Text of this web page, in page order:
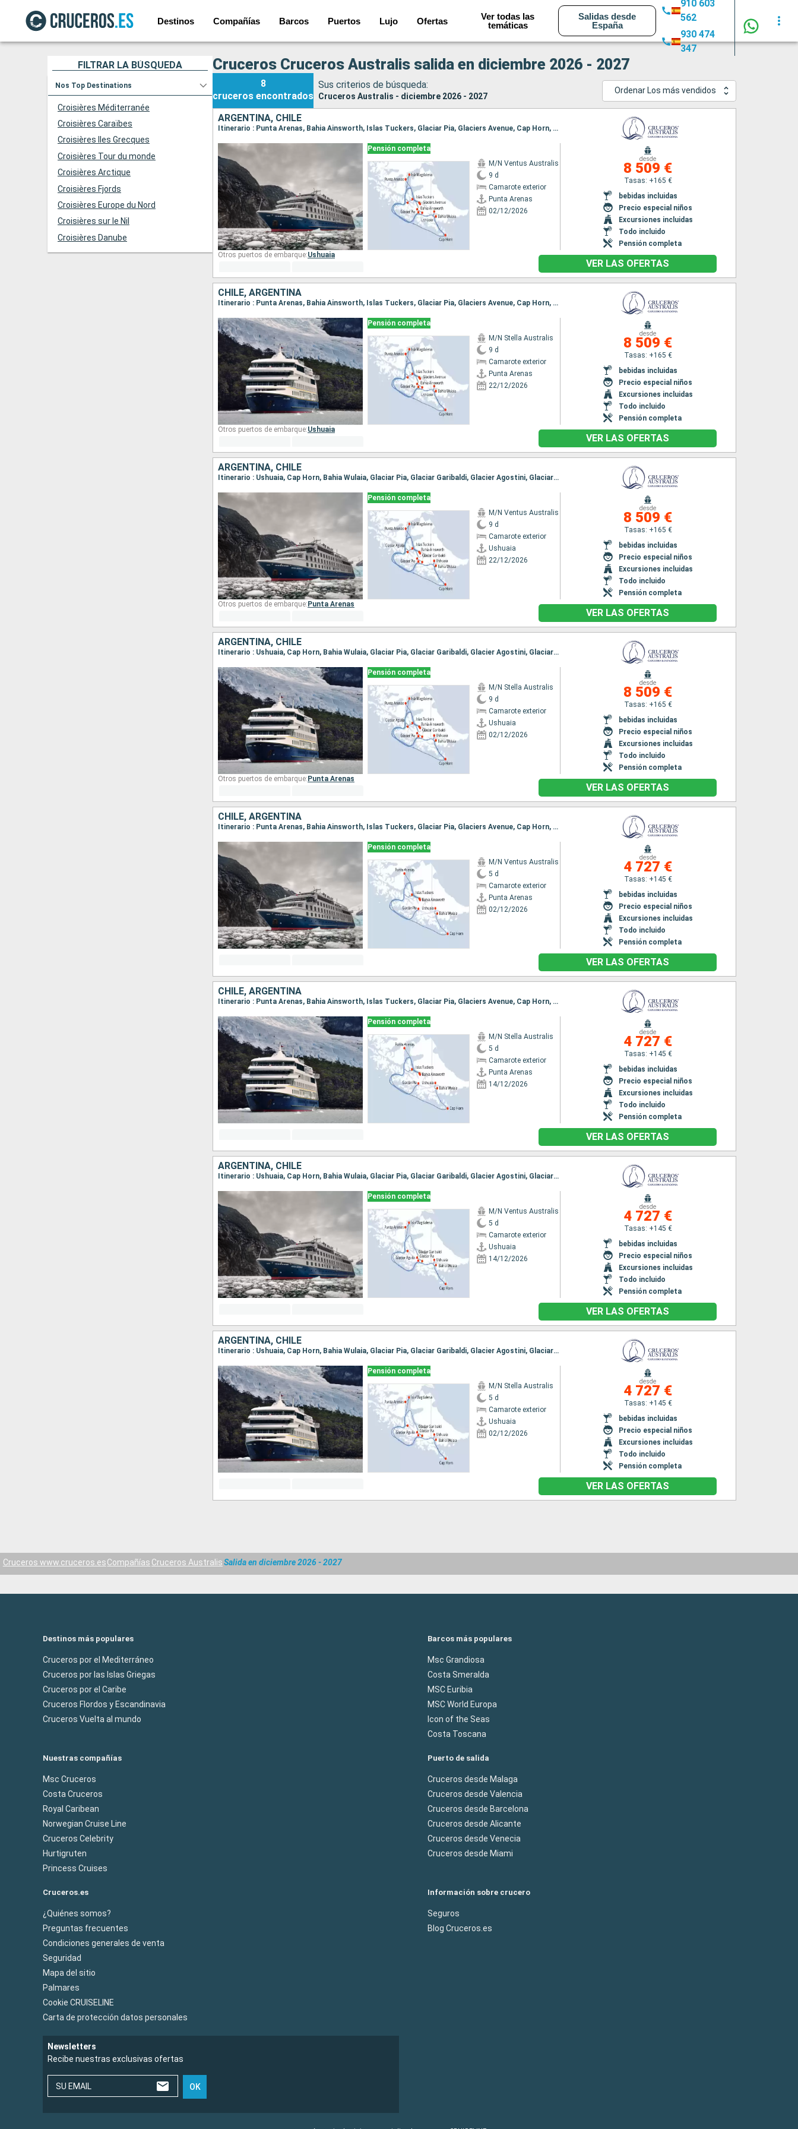
Destinos Compañías Barcos Puertos Lujo Ofertas
Ver todas las
temáticas
Salidas desde
España
910 603
562
930 474
347
FILTRAR LA BÚSQUEDA
Nos Top Destinations
Croisières Méditerranée
Croisières Caraïbes
Croisières Iles Grecques
Croisières Tour du monde
Croisières Arctique
Croisières Fjords
Croisières Europe du Nord
Croisières sur le Nil
Croisières Danube
Cruceros Cruceros Australis salida en diciembre 2026 - 2027
8
cruceros encontrados
Sus criterios de búsqueda:
Cruceros Australis - diciembre 2026 - 2027
Ordenar Los más vendidos
ARGENTINA, CHILE
Itinerario : Punta Arenas, Bahia Ainsworth, Islas Tuckers, Glaciar Pia, Glaciers Avenue, Cap Horn, Bahia Wulaia, Ushuaia, Cap Horn, Bahia Wulaia, Glaciar Pia, Glaciar Garibaldi, Glacier Agostini, Glaciar Aguila, Isla Magdalena, Punta Arenas
Pensión completa
M/N Ventus Australis
9 d
Camarote exterior
Punta Arenas
02/12/2026
desde
8 509 €
Tasas: +165 €
bebidas incluidas
Precio especial niños
Excursiones incluidas
Todo incluido
Pensión completa
Otros puertos de embarque:Ushuaia
VER LAS OFERTAS
CHILE, ARGENTINA
Itinerario : Punta Arenas, Bahia Ainsworth, Islas Tuckers, Glaciar Pia, Glaciers Avenue, Cap Horn, Bahia Wulaia, Ushuaia, Cap Horn, Bahia Wulaia, Glaciar Pia, Glaciar Garibaldi, Glacier Agostini, Glaciar Aguila, Isla Magdalena, Punta Arenas
Pensión completa
M/N Stella Australis
9 d
Camarote exterior
Punta Arenas
22/12/2026
desde
8 509 €
Tasas: +165 €
bebidas incluidas
Precio especial niños
Excursiones incluidas
Todo incluido
Pensión completa
Otros puertos de embarque:Ushuaia
VER LAS OFERTAS
ARGENTINA, CHILE
Itinerario : Ushuaia, Cap Horn, Bahia Wulaia, Glaciar Pia, Glaciar Garibaldi, Glacier Agostini, Glaciar Aguila, Isla Magdalena, Punta Arenas, Bahia Ainsworth, Islas Tuckers, Glaciar Pia, Glaciers Avenue, Cap Horn, Bahia Wulaia, Ushuaia
Pensión completa
M/N Ventus Australis
9 d
Camarote exterior
Ushuaia
22/12/2026
desde
8 509 €
Tasas: +165 €
bebidas incluidas
Precio especial niños
Excursiones incluidas
Todo incluido
Pensión completa
Otros puertos de embarque: Punta Arenas
VER LAS OFERTAS
ARGENTINA, CHILE
Itinerario : Ushuaia, Cap Horn, Bahia Wulaia, Glaciar Pia, Glaciar Garibaldi, Glacier Agostini, Glaciar Aguila, Isla Magdalena, Punta Arenas, Bahia Ainsworth, Islas Tuckers, Glaciar Pia, Glaciers Avenue, Cap Horn, Bahia Wulaia, Ushuaia
Pensión completa
M/N Stella Australis
9 d
Camarote exterior
Ushuaia
02/12/2026
desde
8 509 €
Tasas: +165 €
bebidas incluidas
Precio especial niños
Excursiones incluidas
Todo incluido
Pensión completa
Otros puertos de embarque: Punta Arenas
VER LAS OFERTAS
CHILE, ARGENTINA
Itinerario : Punta Arenas, Bahia Ainsworth, Islas Tuckers, Glaciar Pia, Glaciers Avenue, Cap Horn, Bahia Wulaia, Ushuaia
Pensión completa
M/N Ventus Australis
5 d
Camarote exterior
Punta Arenas
02/12/2026
desde
4 727 €
Tasas: +145 €
bebidas incluidas
Precio especial niños
Excursiones incluidas
Todo incluido
Pensión completa
VER LAS OFERTAS
CHILE, ARGENTINA
Itinerario : Punta Arenas, Bahia Ainsworth, Islas Tuckers, Glaciar Pia, Glaciers Avenue, Cap Horn, Bahia Wulaia, Ushuaia
Pensión completa
M/N Stella Australis
5 d
Camarote exterior
Punta Arenas
14/12/2026
desde
4 727 €
Tasas: +145 €
bebidas incluidas
Precio especial niños
Excursiones incluidas
Todo incluido
Pensión completa
VER LAS OFERTAS
ARGENTINA, CHILE
Itinerario : Ushuaia, Cap Horn, Bahia Wulaia, Glaciar Pia, Glaciar Garibaldi, Glacier Agostini, Glaciar Aguila, Isla Magdalena, Punta Arenas
Pensión completa
M/N Ventus Australis
5 d
Camarote exterior
Ushuaia
14/12/2026
desde
4 727 €
Tasas: +145 €
bebidas incluidas
Precio especial niños
Excursiones incluidas
Todo incluido
Pensión completa
VER LAS OFERTAS
ARGENTINA, CHILE
Itinerario : Ushuaia, Cap Horn, Bahia Wulaia, Glaciar Pia, Glaciar Garibaldi, Glacier Agostini, Glaciar Aguila, Isla Magdalena, Punta Arenas
Pensión completa
M/N Stella Australis
5 d
Camarote exterior
Ushuaia
02/12/2026
desde
4 727 €
Tasas: +145 €
bebidas incluidas
Precio especial niños
Excursiones incluidas
Todo incluido
Pensión completa
VER LAS OFERTAS
Cruceros www.cruceros.esCompañías Cruceros AustralisSalida en diciembre 2026 - 2027
Destinos más populares
Cruceros por el Mediterráneo
Cruceros por las Islas Griegas
Cruceros por el Caribe
Cruceros Flordos y Escandinavia
Cruceros Vuelta al mundo
Barcos más populares
Msc Grandiosa
Costa Smeralda
MSC Euribia
MSC World Europa
Icon of the Seas
Costa Toscana
Nuestras compañías
Msc Cruceros
Costa Cruceros
Royal Caribean
Norwegian Cruise Line
Cruceros Celebrity
Hurtigruten
Princess Cruises
Puerto de salida
Cruceros desde Malaga
Cruceros desde Valencia
Cruceros desde Barcelona
Cruceros desde Alicante
Cruceros desde Venecia
Cruceros desde Miami
Cruceros.es
¿Quiénes somos?
Preguntas frecuentes
Condiciones generales de venta
Seguridad
Mapa del sitio
Palmares
Cookie CRUISELINE
Carta de protección datos personales
Información sobre crucero
Seguros
Blog Cruceros.es
Newsletters
Recibe nuestras exclusivas ofertas
SU EMAIL OK